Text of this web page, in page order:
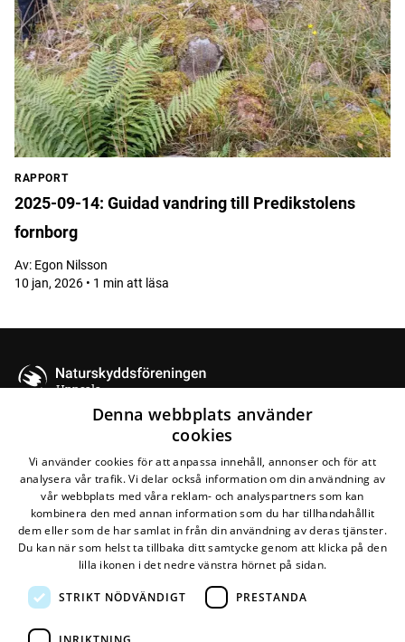
RAPPORT
2025-09-14: Guidad vandring till Predikstolens
fornborg
Av: Egon Nilsson
10 jan, 2026 • 1 min att läsa
Uppsala
Kontakta oss
Naturskyddsföreningen Uppsala
Maila oss
Den här webbplatsen drivs avGlesys ABmed
Miljöval-märkt
Denna webbplats använder
cookies
Vi använder cookies för att anpassa innehåll, annonser och för att
analysera vår trafik. Vi delar också information om din användning av
vår webbplats med våra reklam- och analyspartners som kan
kombinera den med annan information som du har tillhandahållit
dem eller som de har samlat in från din användning av deras tjänster.
Du kan när som helst ta tillbaka ditt samtycke genom att klicka på den
lilla ikonen i det nedre vänstra hörnet på sidan.
STRIKT NÖDVÄNDIGT PRESTANDA